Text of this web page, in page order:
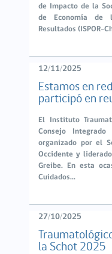
de Impacto de la
de Economía de
Resultados (ISPOR-
12/11/2025
Estamos en
participó en
El Instituto
Consejo
organizado por el
Occidente y
Greibe. En esta
Cuidados...
27/10/2025
la Schot 2025